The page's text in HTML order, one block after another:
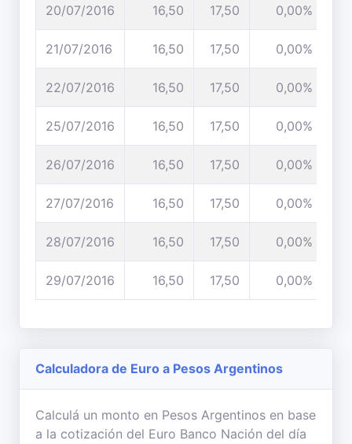
20/07/2016 16,50 17,50 0,00%
21/07/2016 16,50 17,50 0,00%
22/07/2016 16,50 17,50 0,00%
25/07/2016 16,50 17,50 0,00%
26/07/2016 16,50 17,50 0,00%
27/07/2016 16,50 17,50 0,00%
28/07/2016 16,50 17,50 0,00%
29/07/2016 16,50 17,50 0,00%
Calculadora de Euro a Pesos Argentinos
Calculá un monto en Pesos Argentinos en base
a la cotización del Euro Banco Nación del día